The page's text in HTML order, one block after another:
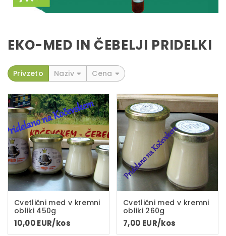
EKO-MED IN ČEBELJI PRIDELKI
Privzeto Naziv Cena
Cvetlični med v kremni
obliki 450g
10,00 EUR/kos
Cvetlični med v kremni
obliki 260g
7,00 EUR/kos